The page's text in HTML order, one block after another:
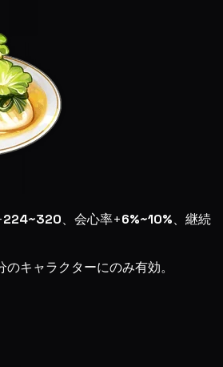
224~320、会心率+6%~10%、継続
キャラクターにのみ有効。